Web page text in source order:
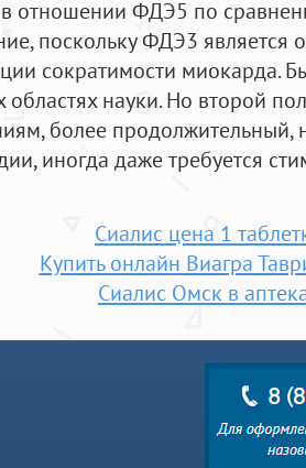
в отношении ФДЭ5 по
поскольку ФДЭ3 является
сократимости миокарда.
областях науки. Но второй
более продолжительный,
иногда даже требуется
Сиалис цена 1
Купить онлайн Виагра
Сиалис Омск в